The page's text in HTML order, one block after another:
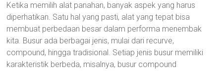
Ketika memilih alat panahan, banyak aspek yang harus
diperhatikan. Satu hal yang pasti, alat yang tepat bisa
membuat perbedaan besar dalam performa menembak
kita. Busur ada berbagai jenis, mulai dari recurve,
compound, hingga tradisional. Setiap jenis busur memiliki
karakteristik berbeda, misalnya, busur compound